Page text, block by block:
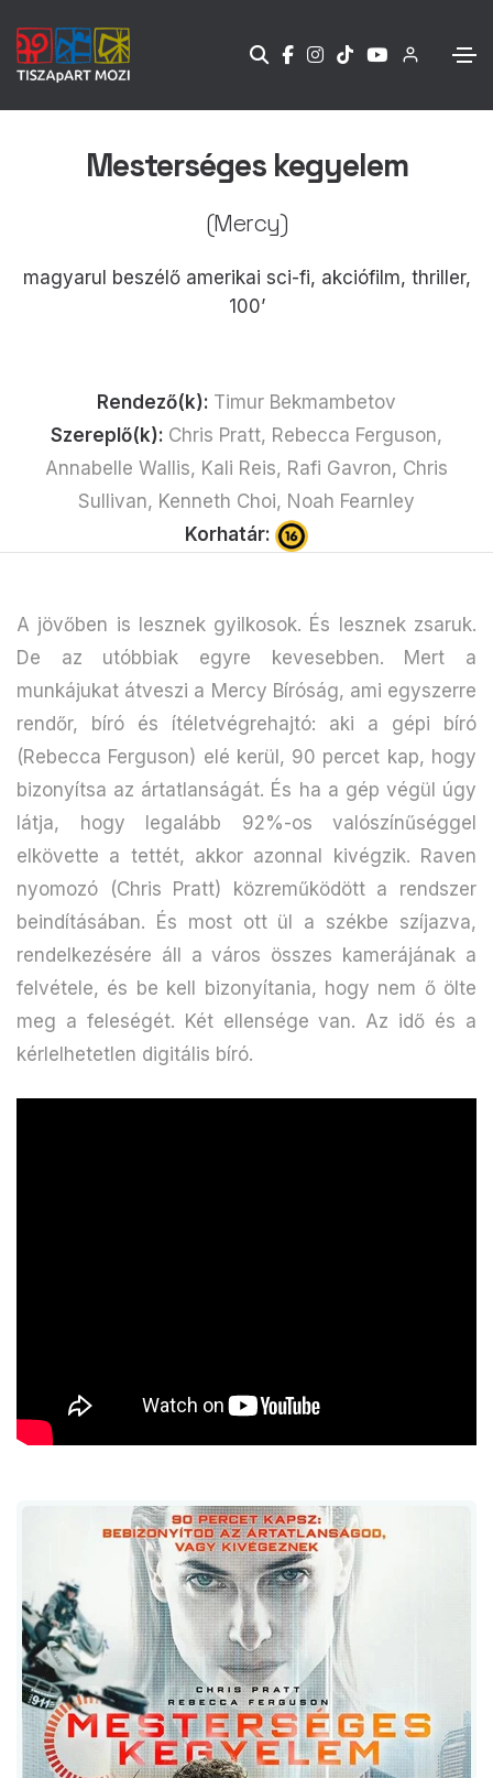
Mesterséges kegyelem
(Mercy)
magyarul beszélő amerikai sci-fi, akciófilm, thriller,
100’
Rendező(k): Timur Bekmambetov
Szereplő(k): Chris Pratt, Rebecca Ferguson,
Annabelle Wallis, Kali Reis, Rafi Gavron, Chris
Sullivan, Kenneth Choi, Noah Fearnley
Korhatár:
A jövőben is lesznek gyilkosok. És lesznek zsaruk.
De az utóbbiak egyre kevesebben. Mert a
munkájukat átveszi a Mercy Bíróság, ami egyszerre
rendőr, bíró és ítéletvégrehajtó: aki a gépi bíró
(Rebecca Ferguson) elé kerül, 90 percet kap, hogy
bizonyítsa az ártatlanságát. És ha a gép végül úgy
látja, hogy legalább 92%-os valószínűséggel
elkövette a tettét, akkor azonnal kivégzik. Raven
nyomozó (Chris Pratt) közreműködött a rendszer
beindításában. És most ott ül a székbe szíjazva,
rendelkezésére áll a város összes kamerájának a
felvétele, és be kell bizonyítania, hogy nem ő ölte
meg a feleségét. Két ellensége van. Az idő és a
kérlelhetetlen digitális bíró.